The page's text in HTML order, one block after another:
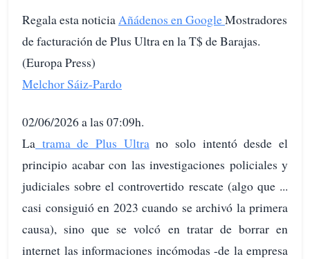
Regala esta noticia Añádenos en GoogleMostradores
de facturación de Plus Ultra en la T$ de Barajas.
(Europa Press)
Melchor Sáiz-Pardo
02/06/2026 a las 07:09h.
La trama de Plus Ultra no solo intentó desde el
principio acabar con las investigaciones policiales y
judiciales sobre el controvertido rescate (algo que ...
casi consiguió en 2023 cuando se archivó la primera
causa), sino que se volcó en tratar de borrar en
internet las informaciones incómodas -de la empresa